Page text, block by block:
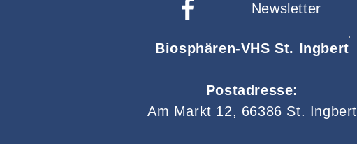
Newsletter
Biosphären-VHS St. Ingbert
Postadresse:
Am Markt 12, 66386 St. Ingbert